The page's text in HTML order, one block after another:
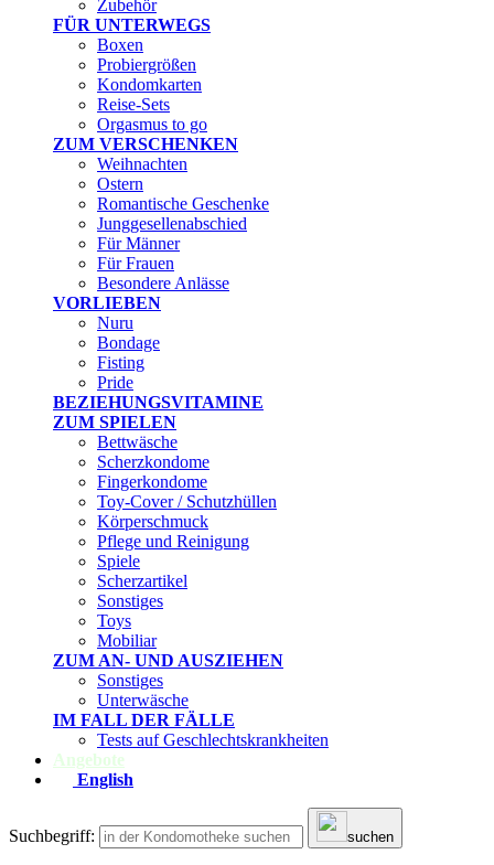
Zubehör
FÜR UNTERWEGS
Boxen
Probiergrößen
Kondomkarten
Reise-Sets
Orgasmus to go
ZUM VERSCHENKEN
Weihnachten
Ostern
Romantische Geschenke
Junggesellenabschied
Für Männer
Für Frauen
Besondere Anlässe
VORLIEBEN
Nuru
Bondage
Fisting
Pride
BEZIEHUNGSVITAMINE
ZUM SPIELEN
Bettwäsche
Scherzkondome
Fingerkondome
Toy-Cover / Schutzhüllen
Körperschmuck
Pflege und Reinigung
Spiele
Scherzartikel
Sonstiges
Toys
Mobiliar
ZUM AN- UND AUSZIEHEN
Sonstiges
Unterwäsche
IM FALL DER FÄLLE
Tests auf Geschlechtskrankheiten
Angebote
English
Suchbegriff: suchen